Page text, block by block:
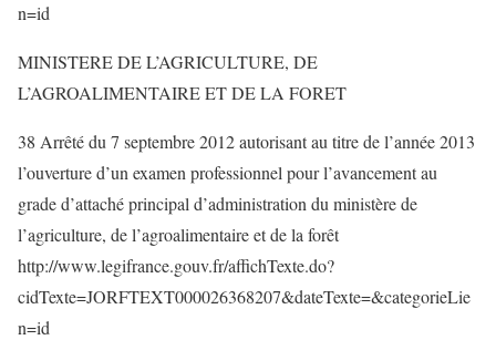
n=id
MINISTERE DE L’AGRICULTURE, DE
L’AGROALIMENTAIRE ET DE LA FORET
38 Arrêté du 7 septembre 2012 autorisant au titre de l’année 2013
l’ouverture d’un examen professionnel pour l’avancement au
grade d’attaché principal d’administration du ministère de
l’agriculture, de l’agroalimentaire et de la forêt
http://www.legifrance.gouv.fr/affichTexte.do?
cidTexte=JORFTEXT000026368207&dateTexte=&categorieLie
n=id